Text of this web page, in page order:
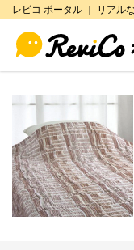
レビコ ポータル ｜ リアル